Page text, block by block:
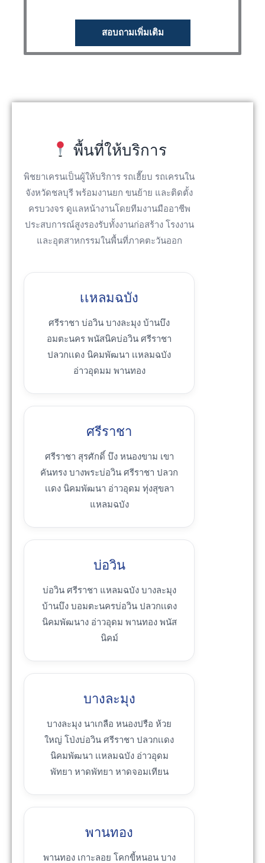
สอบถามเพิ่มเติม
พื้นที่ให้บริการ
พิชยาเครนเป็นผู้ให้บริการ รถเฮี๊ยบ รถเครนใน
จังหวัดชลบุรี พร้อมงานยก ขนย้าย และติดตั้ง
ครบวงจร ดูแลหน้างานโดยทีมงานมืออาชีพ
ประสบการณ์สูงรองรับทั้งงานก่อสร้าง โรงงาน
และอุตสาหกรรมในพื้นที่ภาคตะวันออก
เเหลมฉบัง
ศรีราชา บ่อวิน บางละมุง บ้านบึง
อมตะนคร พนัสนิคบ่อวิน ศรีราชา
ปลวกเเดง นิคมพัฒนา เเหลมฉบัง
อ่าวอุดมม พานทอง
ศรีราชา
ศรีราชา สุรศักดิ์ บึง หนองขาม เขา
คันทรง บางพระบ่อวิน ศรีราชา ปลวก
เเดง นิคมพัฒนา อ่าวอุดม ทุ่งสุขลา
แหลมฉบัง
บ่อวิน
บ่อวิน ศรีราชา แหลมฉบัง บางละมุง
บ้านบึง บอมตะนครบ่อวิน ปลวกเเดง
นิคมพัฒนาง อ่าวอุดม พานทอง พนัส
นิคม์
บางละมุง
บางละมุง นาเกลือ หนองปรือ ห้วย
ใหญ่ โป่งบ่อวิน ศรีราชา ปลวกเเดง
นิคมพัฒนา เเหลมฉบัง อ่าวอุดม
พัทยา หาดพัทยา หาดจอมเทียน
พานทอง
พานทอง เกาะลอย โคกขี้หนอน บาง